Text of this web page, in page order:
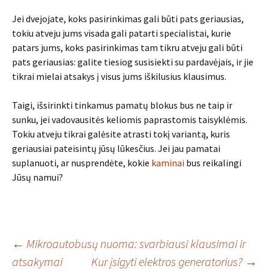
Jei dvejojate, koks pasirinkimas gali būti pats geriausias,
tokiu atveju jums visada gali patarti specialistai, kurie
patars jums, koks pasirinkimas tam tikru atveju gali būti
pats geriausias: galite tiesiog susisiekti su pardavėjais, ir jie
tikrai mielai atsakys į visus jums iškilusius klausimus.
Taigi, išsirinkti tinkamus pamatų blokus bus ne taip ir
sunku, jei vadovausitės keliomis paprastomis taisyklėmis.
Tokiu atveju tikrai galėsite atrasti tokį variantą, kuris
geriausiai pateisintų jūsų lūkesčius. Jei jau pamatai
suplanuoti, ar nusprendėte, kokie kaminai bus reikalingi
Jūsų namui?
Įrašo
← Mikroautobusų nuoma: svarbiausi klausimai ir
atsakymai
Kur įsigyti elektros generatorius? →